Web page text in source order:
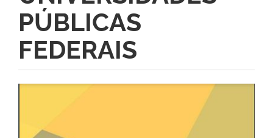
PÚBLICAS
FEDERAIS